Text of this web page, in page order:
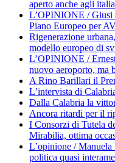
aperto anche agli
L’OPINIONE / Giusi
Piano Europeo per
Rigenerazione
modello europeo di
L’OPINIONE /
nuovo aeroporto, ma
A Rino Barillari il
L’intervista di
Dalla Calabria la
Ancora ritardi per il
I Consorzi di Tutela
Mirabilia, ottima
L’opinione / Manuela
politica quasi